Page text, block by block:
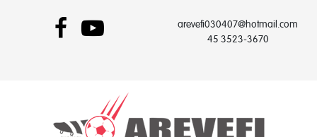
arevefi030407@hotmail.com
45 3523-3670